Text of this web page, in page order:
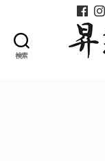
検索